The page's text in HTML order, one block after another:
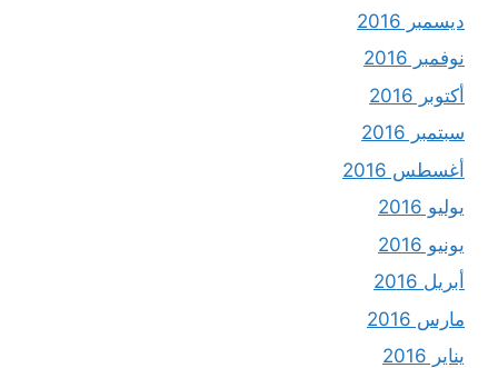
ديسمبر 2016
نوفمبر 2016
أكتوبر 2016
سبتمبر 2016
أغسطس 2016
يوليو 2016
يونيو 2016
أبريل 2016
مارس 2016
يناير 2016